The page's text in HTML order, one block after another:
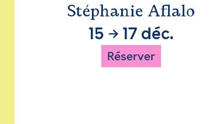
Stéphanie Aflalo
15 → 17 déc.
Réserver